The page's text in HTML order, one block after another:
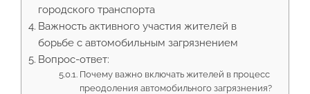
городского транспорта
Важность активного участия жителей в
борьбе с автомобильным загрязнением
Вопрос-ответ:
Почему важно включать жителей в процесс
преодоления автомобильного загрязнения?